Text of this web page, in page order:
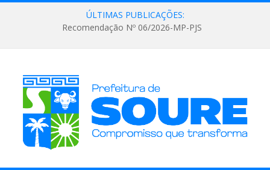
ÚLTIMAS PUBLICAÇÕES:
Recomendação Nº 06/2026-MP-PJS